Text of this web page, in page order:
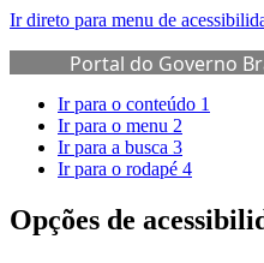
Ir direto para menu de
Portal do Governo
Ir para o conteúdo 1
Ir para o menu 2
Ir para a busca 3
Ir para o rodapé 4
Opções de